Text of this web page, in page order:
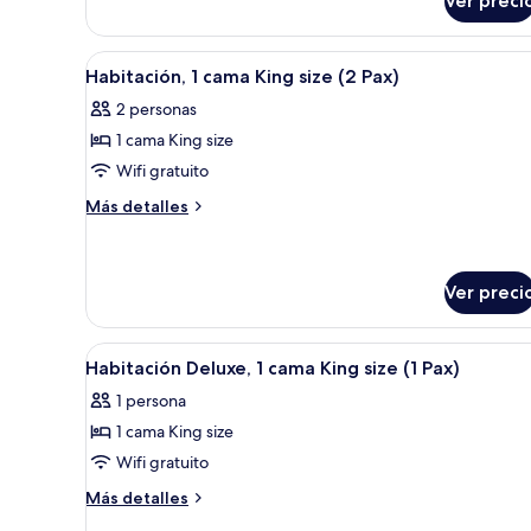
size
(1
Pax)
1
cama
Queen
(1
Pax)
Abrir
todas
las
fotos
de
Habitación,
size
(2
Pax)
Edredón, caja de seguridad
3
Habitación, 1 cama King size (2 Pax)
2 personas
1 cama King size
Wifi gratuito
Más detalles
Más
cama
King
size
(2
Pax)
Ver
Abrir
todas
las
fotos
de
Habitación
Edredón, caja de seguridad
7
Habitación Deluxe, 1 cama King size (1 Pax)
1 persona
1 cama King size
Wifi gratuito
Más detalles
Más